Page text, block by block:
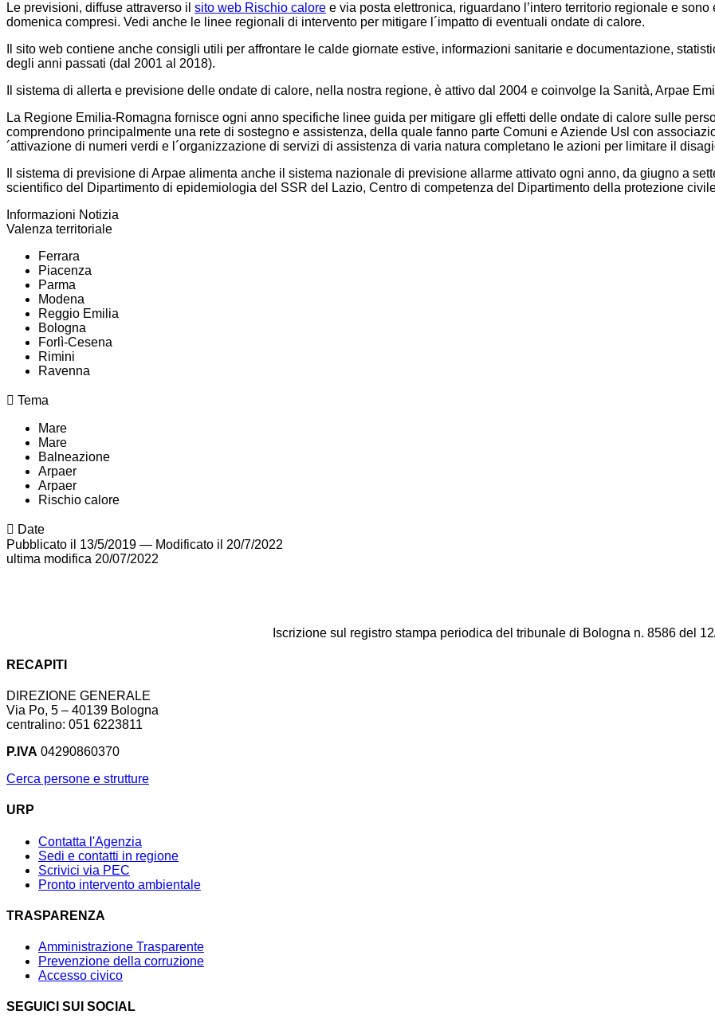
Le previsioni, diffuse attraverso il sito web Rischio calore e via posta elettronica, riguardano l’intero territorio regionale e
domenica compresi. Vedi anche le linee regionali di intervento per mitigare l´impatto di eventuali ondate di calore.
Il sito web contiene anche consigli utili per affrontare le calde giornate estive, informazioni sanitarie e documentazione,
degli anni passati (dal 2001 al 2018).
Il sistema di allerta e previsione delle ondate di calore, nella nostra regione, è attivo dal 2004 e coinvolge la Sanità, Arpae
La Regione Emilia-Romagna fornisce ogni anno specifiche linee guida per mitigare gli effetti delle ondate di calore sulle
comprendono principalmente una rete di sostegno e assistenza, della quale fanno parte Comuni e Aziende Usl con
´attivazione di numeri verdi e l´organizzazione di servizi di assistenza di varia natura completano le azioni per limitare il
Il sistema di previsione di Arpae alimenta anche il sistema nazionale di previsione allarme attivato ogni anno, da giugno a
scientifico del Dipartimento di epidemiologia del SSR del Lazio, Centro di competenza del Dipartimento della protezione
Informazioni Notizia
Valenza territoriale
Ferrara
Piacenza
Parma
Modena
Reggio Emilia
Bologna
Forlì-Cesena
Rimini
Ravenna
Tema
Mare
Mare
Balneazione
Arpaer
Arpaer
Rischio calore
Date
Pubblicato il 13/5/2019 — Modificato il 20/7/2022
ultima modifica 20/07/2022
Iscrizione sul registro stampa periodica del tribunale di Bologna n. 8586 del
RECAPITI
DIREZIONE GENERALE
Via Po, 5 – 40139 Bologna
centralino: 051 6223811
P.IVA 04290860370
Cerca persone e strutture
URP
Contatta l'Agenzia
Sedi e contatti in regione
Scrivici via PEC
Pronto intervento ambientale
TRASPARENZA
Amministrazione Trasparente
Prevenzione della corruzione
Accesso civico
SEGUICI SUI SOCIAL